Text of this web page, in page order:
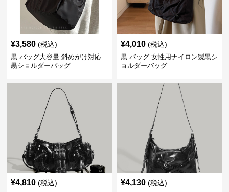
¥3,580 (税込)
黒 バッグ大容量 斜めがけ対応
黒ショルダーバッグ
¥4,010 (税込)
黒 バッグ 女性用ナイロン製黒シ
ョルダーバッグ
¥4,810 (税込) ¥4,130 (税込)